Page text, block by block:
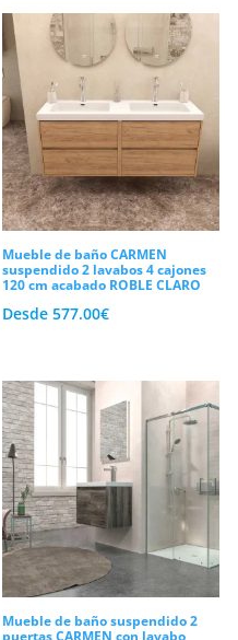
Mueble de baño CARMEN
suspendido 2 lavabos 4 cajones
120 cm acabado ROBLE CLARO
Desde577.00€
Mueble de baño suspendido 2